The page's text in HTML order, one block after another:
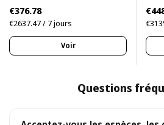
€376.78
€2637.47 / 7 jours
Voir
Questions